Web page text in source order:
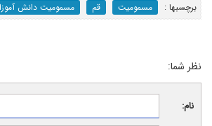
برچسب‎ها : مسمومیت قم مسمومیت دانش
نظر شما:
نام: